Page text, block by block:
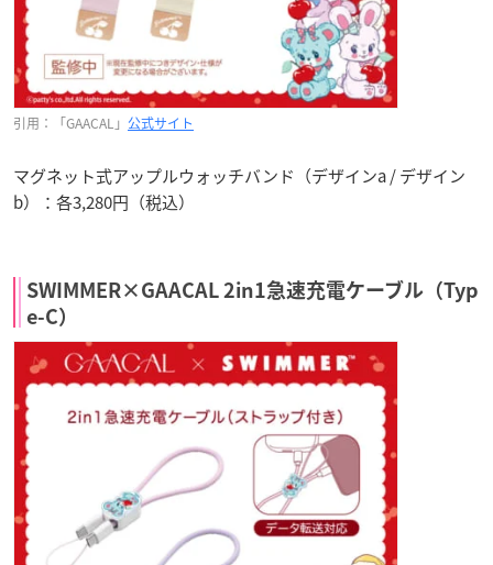
引用：「GAACAL」 公式サイト
マグネット式アップルウォッチバンド（デザインa / デザイン
b）：各3,280円（税込）
SWIMMER×GAACAL 2in1急速充電ケーブル（Typ
e-C）